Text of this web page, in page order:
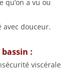
a vu ou
avec douceur.
:
viscérale